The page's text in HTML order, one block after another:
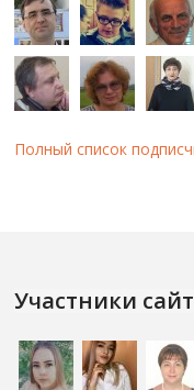
Полный список
Участники